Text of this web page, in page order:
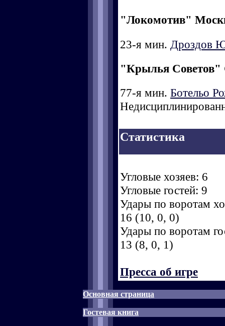
"Локомотив"
23-я мин. Дроздов
"Крылья Советов"
77-я мин. Ботельо
Статистика
Угловые хозяев: 6
Угловые гостей: 9
Удары по воротам
16 (10, 0, 0)
Удары по воротам
13 (8, 0, 1)
Пресса об игре
Основная страница
Гостевая книга